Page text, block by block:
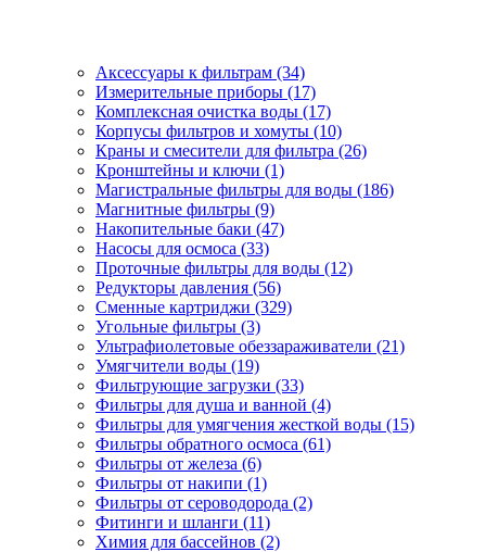
Аксессуары к фильтрам (34)
Измерительные приборы (17)
Комплексная очистка воды (17)
Корпусы фильтров и хомуты (10)
Краны и смесители для фильтра (26)
Кронштейны и ключи (1)
Магистральные фильтры для воды (186)
Магнитные фильтры (9)
Накопительные баки (47)
Насосы для осмоса (33)
Проточные фильтры для воды (12)
Редукторы давления (56)
Сменные картриджи (329)
Угольные фильтры (3)
Ультрафиолетовые обеззараживатели (21)
Умягчители воды (19)
Фильтрующие загрузки (33)
Фильтры для душа и ванной (4)
Фильтры для умягчения жесткой воды (15)
Фильтры обратного осмоса (61)
Фильтры от железа (6)
Фильтры от накипи (1)
Фильтры от сероводорода (2)
Фитинги и шланги (11)
Химия для бассейнов (2)